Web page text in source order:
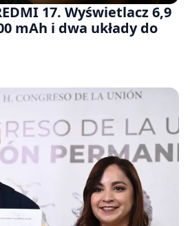
17. Wyświetlacz 6,9
mAh i dwa układy do